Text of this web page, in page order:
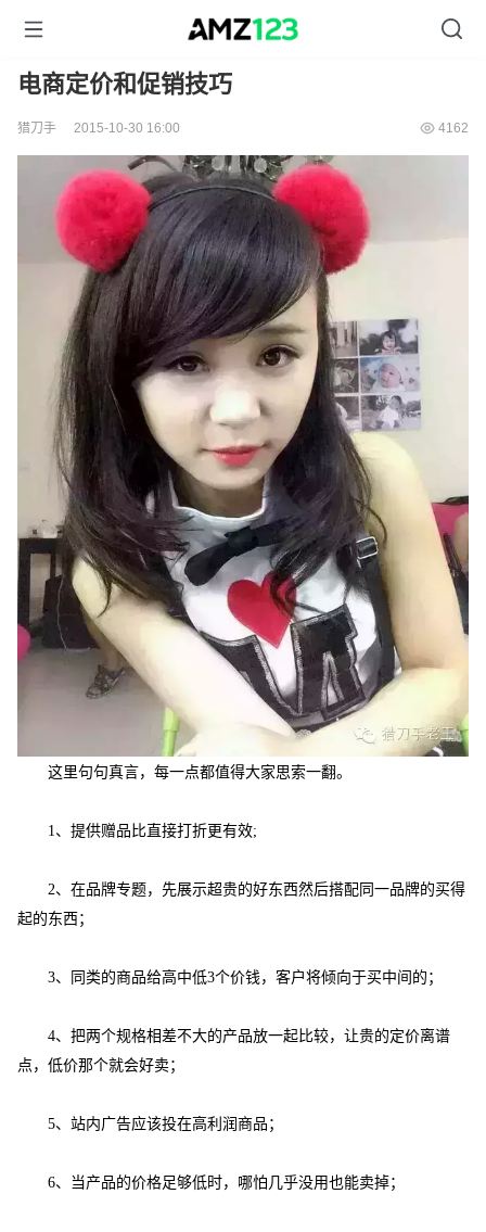
电商定价和促销技巧
猎刀手 2015-10-30 16:00 4162
这里句句真言，每一点都值得大家思索一翻。
1、 提供赠品比直接打折更有效;
2、 在品牌专题，先展示超贵的好东西然后搭配同一品牌的买得
起的东西；
3、 同类的商品给高中低3个价钱，客户将倾向于买中间的；
4、 把两个规格相差不大的产品放一起比较，让贵的定价离谱
点，低价那个就会好卖；
5、 站内广告应该投在高利润商品；
6、 当产品的价格足够低时，哪怕几乎没用也能卖掉；